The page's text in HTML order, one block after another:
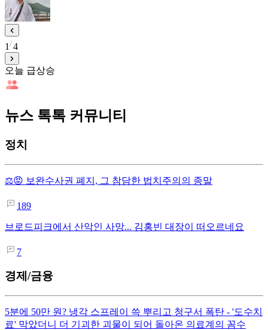
1 4
오늘 급상승
뉴스 톡톡 커뮤니티
정치
⚖️😡 보완수사권 폐지, 그 참담한 법치주의의 종말
189
브로드피크에서 산악인 사망... 김홍빈 대장이 떠오르네요
7
경제/금융
5분에 50만 원? 냉각 스프레이 쓱 뿌리고 청구서 폭탄 - '도수치
료' 막았더니 더 기괴한 괴물이 되어 돌아온 의료계의 꼼수